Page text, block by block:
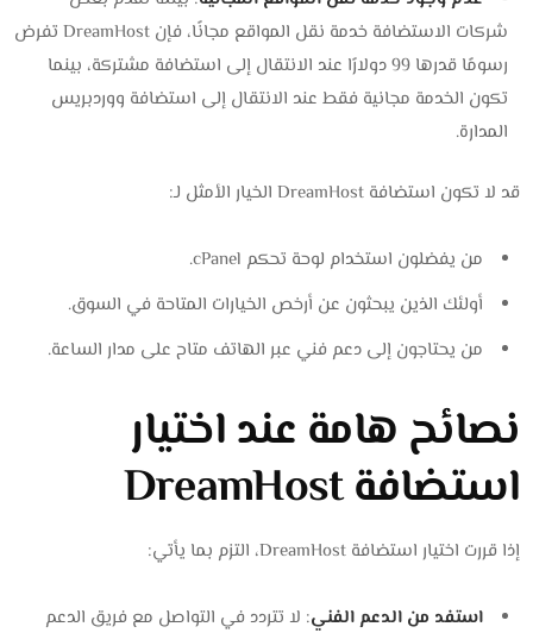
شركات الاستضافة خدمة نقل المواقع مجانًا، فإن DreamHost تفرض
رسومًا قدرها 99 دولارًا عند الانتقال إلى استضافة مشتركة، بينما
تكون الخدمة مجانية فقط عند الانتقال إلى استضافة ووردبريس
المدارة.
قد لا تكون استضافة DreamHost الخيار الأمثل لـ:
من يفضلون استخدام لوحة تحكم cPanel.
أولئك الذين يبحثون عن أرخص الخيارات المتاحة في السوق.
من يحتاجون إلى دعم فني عبر الهاتف متاح على مدار الساعة.
نصائح هامة عند اختيار
استضافة DreamHost
إذا قررت اختيار استضافة DreamHost، التزم بما يأتي:
استفد من الدعم الفني: لا تتردد في التواصل مع فريق الدعم